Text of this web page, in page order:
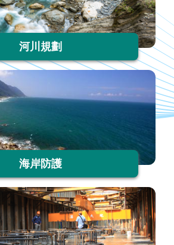
河川規劃
海岸防護